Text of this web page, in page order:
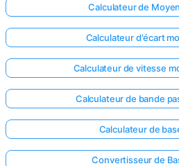
Calculateur de
Calculateur d'écart
Calculateur de vitesse
Calculateur de bande
Calculateur de
Convertisseur de